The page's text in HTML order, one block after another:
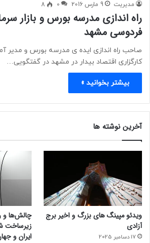
مدیریت 9 مارس 2016 0
8
راه اندازی مدرسه بورس و بازار
فردوسی مشهد
صاحب راه اندازی ایده ی مدرسه بورس و مدیر
کارگزاری اقتصاد بیدار در مشهد در گفتگویی…
بیشتر بخوانید »
آخرین نوشته ها
ویدئو مپینگ های بزرگ و اخیر برج
آزادی
17 دسامبر 2025
چالش‌ها و
زیرساخت
ایران و